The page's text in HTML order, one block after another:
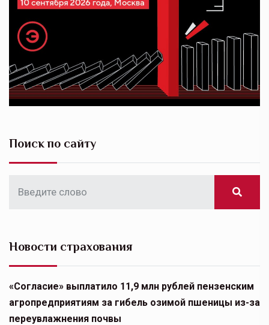
Поиск по сайту
Новости страхования
«Согласие» выплатило 11,9 млн рублей пензенским
агропредприятиям за гибель озимой пшеницы из-за
переувлажнения почвы